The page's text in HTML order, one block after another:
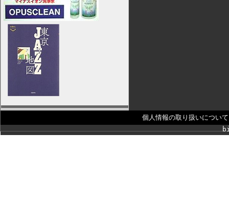
個人情報の取り扱いについて